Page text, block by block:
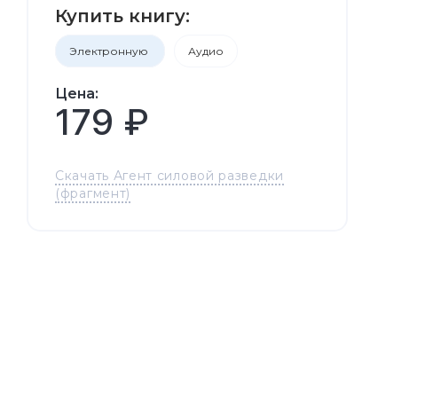
Купить книгу:
Электронную Аудио
Цена:
179 ₽
Скачать Агент силовой разведки
(фрагмент)